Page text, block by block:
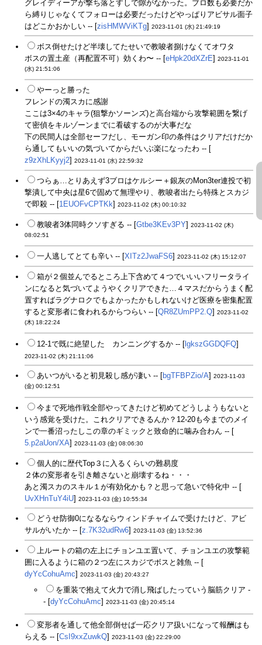
グレイディーアが撃ち落とすしで隙がなかった。ブロ数も必要だか
ら縛りじゃなくてフォローは必要だったけどやっぱりアビサル面子
はどこかおかしい -- [zisHMWViKTg] 2023-11-01 (水) 21:49:19
ボス倒せたけど半壊してたせいで教唆者捌けなくてオワタ
ボスの置土産（再配置不可）効くわ〜 -- [eHpk20dXZrE] 2023-11-01
(水) 21:51:06
やーっと勝った
フレンドの濁スカに感謝
ここは3×4のキャラ(狙撃かソーンズ)と高台端から攻撃範囲を繋げ
て密偵をキルゾーンまでに看破するのが大事だな
下の民間人は全部セーフだし、モーガン印の条件はクリアだけだか
ら通してもいいの気づいてからだいぶ楽になったわ -- [
z9zXhLKyyj2] 2023-11-01 (水) 22:59:32
つらぁ…とりあえず3ブロはケルシー＋銀灰のMon3ter連投で初
撃潰して中央は星6で固めて無理やり、教唆者出たら特殊とスカジ
で即殺 -- [1EUOFvCPTKk] 2023-11-02 (木) 00:10:32
教唆者3体同時クソすぎる -- [Gtbe3KEv3PY] 2023-11-02 (木)
08:02:51
一人逃してとても辛い -- [XITz2JwaFS6] 2023-11-02 (木) 15:12:07
箱が２個並んでるところ上下含めて４つでいいいフリータライ
ンになると気づいてようやくクリアできた…４マスだからうまく配
置すればラグナロクでもよかったかもしれないけど医療を密集配置
すると変形者に食われるからつらい -- [QR8ZUmPP2.Q] 2023-11-02
(木) 18:22:24
12-1で既に絶望した カンニングするか -- [lgkszGGDQFQ]
2023-11-02 (木) 21:11:06
あいつがいると初見殺し感が凄い -- [bgTFBPZio/A] 2023-11-03
(金) 00:12:51
今まで死地作戦全部やってきたけど初めてどうしようもないと
いう感覚を受けた。これクリアできるんか？12-20も今までのメイ
ンで一番沼ったしこの章のギミックと致命的に噛み合わん -- [
5.p2aUon/XA] 2023-11-03 (金) 08:06:30
個人的に歴代Top３に入るくらいの難易度
２体の変形者を引き離さないと崩壊するね・・・
あと濁スカのスキル１が有効化かも？と思って急いで特化中 -- [
UvXHnTuY4iU] 2023-11-03 (金) 10:55:34
どうせ防御0になるならウィンドチャイムで受けたけど、アビ
サルがいたか -- [z.7K32udRw6] 2023-11-03 (金) 13:52:36
上ルートの箱の左上にチョンユエ置いて、チョンユエの攻撃範
囲に入るように箱の２つ左にスカジでボスと雑魚 -- [
dyYcCohuAmc] 2023-11-03 (金) 20:43:27
を重装で抱えて火力で消し飛ばしたっていう脳筋クリア -
- [dyYcCohuAmc] 2023-11-03 (金) 20:45:14
変形者を通して他全部倒せば一応クリア扱いになって報酬はも
らえる -- [CsI9xxZuwkQ] 2023-11-03 (金) 22:29:00